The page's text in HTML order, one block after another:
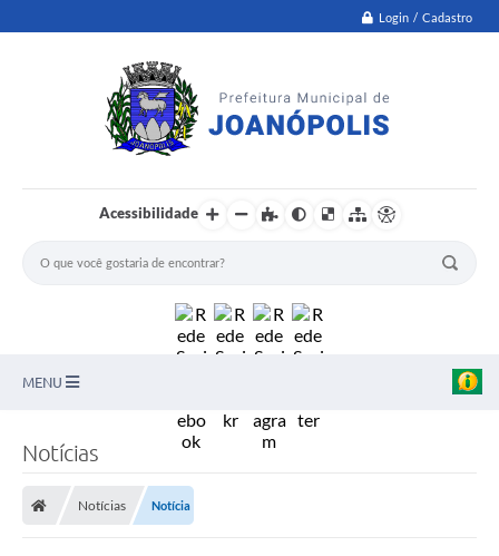
Login / Cadastro
Acessibilidade
MENU
Notícias
Notícias Notícia